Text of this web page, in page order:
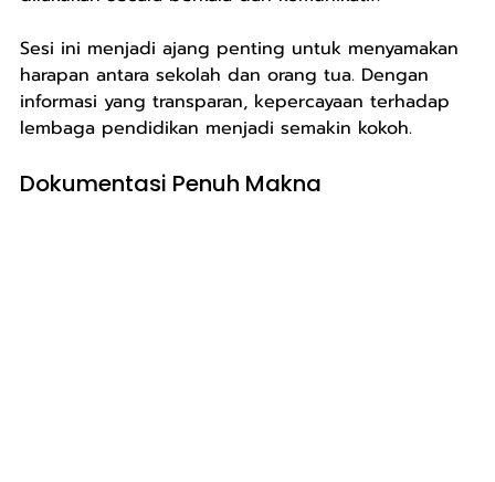
Sesi ini menjadi ajang penting untuk menyamakan
harapan antara sekolah dan orang tua. Dengan
informasi yang transparan, kepercayaan terhadap
lembaga pendidikan menjadi semakin kokoh.
Dokumentasi Penuh Makna